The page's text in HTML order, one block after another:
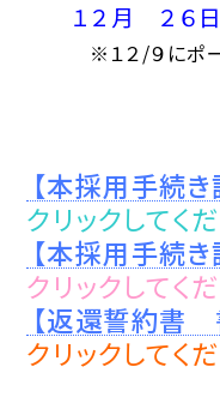
１２月 ２６
※１２/９にポー
【本採用手続
クリックしてく
【本採用手続
クリックしてく
【返還誓約書
クリックしてく